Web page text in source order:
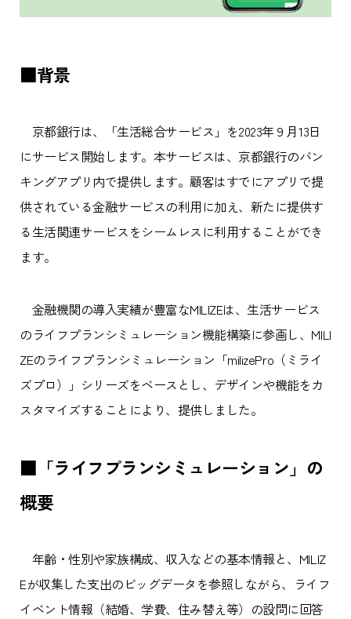
■背景
京都銀行は、「生活総合サービス」を2023年９月13日
にサービス開始します。本サービスは、京都銀行のバン
キングアプリ内で提供します。顧客はすでにアプリで提
供されている金融サービスの利用に加え、新たに提供す
る生活関連サービスをシームレスに利用することができ
ます。
金融機関の導入実績が豊富なMILIZEは、生活サービス
のライフプランシミュレーション機能構築に参画し、MILI
ZEのライフプランシミュレーション「milizePro（ミライ
ズプロ）」シリーズをベースとし、デザインや機能をカ
スタマイズすることにより、提供しました。
■「ライフプランシミュレーション」の
概要
年齢・性別や家族構成、収入などの基本情報と、MILIZ
Eが収集した支出のビッグデータを参照しながら、ライフ
イベント情報（結婚、学費、住み替え等）の設問に回答